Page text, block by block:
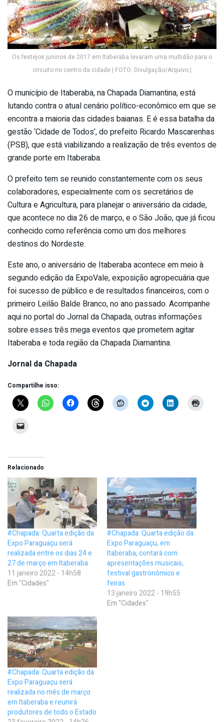
Os festejos juninos de 2017 em Itaberaba levaram uma multidão para o
circuito no centro da cidade | FOTO: Divulgação/Arquivo |
O município de Itaberaba, na Chapada Diamantina, está
lutando contra o atual cenário político-econômico em que se
encontra a maioria das cidades baianas. E é essa batalha da
gestão ‘Cidade de Todos’, do prefeito Ricardo Mascarenhas
(PSB), que está viabilizando a realização de três eventos de
grande porte em Itaberaba.
O prefeito tem se reunido constantemente com os seus
colaboradores, especialmente com os secretários de
Cultura e Agricultura, para planejar o aniversário da cidade,
que acontece no dia 26 de março, e o São João, que já ficou
conhecido como referência como um dos melhores
destinos do Nordeste.
Este ano, o aniversário de Itaberaba acontece em meio à
segundo edição da ExpoVale, exposição agropecuária que
foi sucesso de público e de resultados financeiros, com o
primeiro Leilão Balde Branco, no ano passado. Acompanhe
aqui no portal do Jornal da Chapada, outras informações
sobre esses três mega eventos que prometem agitar
Itaberaba e toda região da Chapada Diamantina.
Jornal da Chapada
Compartilhe isso:
Relacionado
#Chapada: Quarta edição da
Expo Paraguaçu será
realizada entre os dias 24 e
27 de março em Itaberaba
11 janeiro 2022 - 14h58
Em "Cidades"
#Chapada: Quarta edição da
Expo Paraguaçu, em
Itaberaba, contará com
apresentações musicais,
festival gastronômico e
feiras
13 janeiro 2022 - 19h55
Em "Cidades"
#Chapada: Quarta edição da
Expo Paraguaçu será
realizada no mês de março
em Itaberaba e reunirá
produtores de todo o Estado